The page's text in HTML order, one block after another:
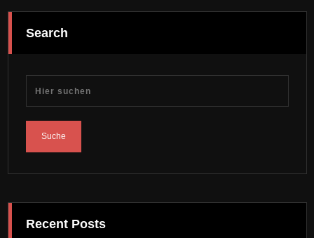
Search
Recent Posts